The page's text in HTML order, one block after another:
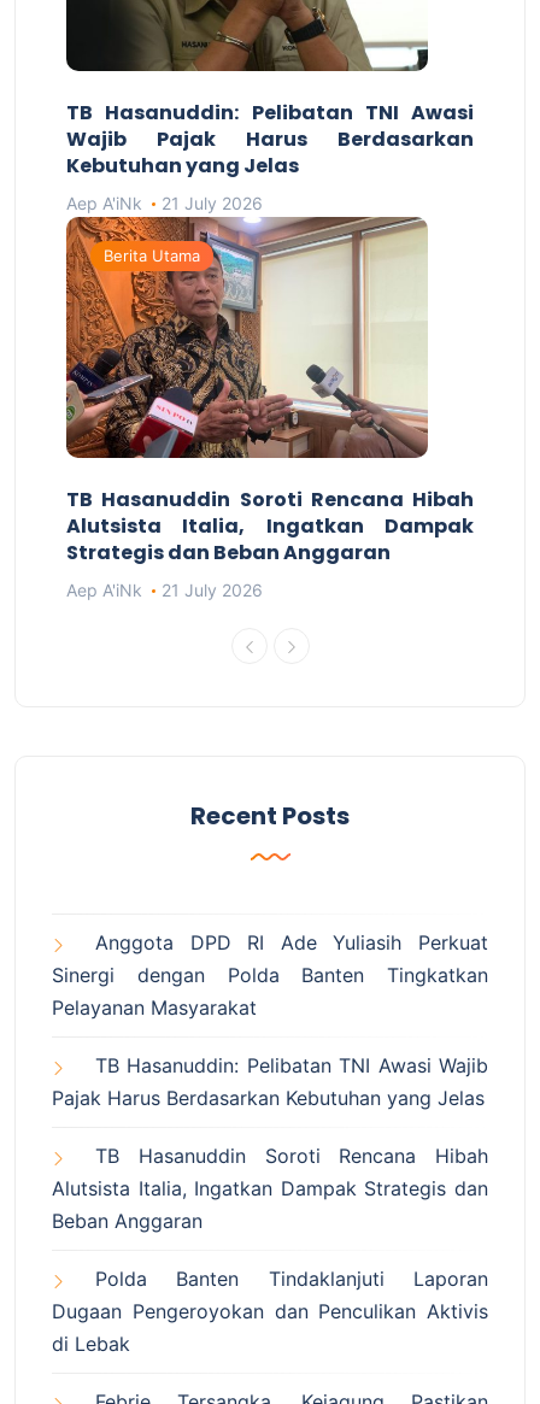
TB Hasanuddin: Pelibatan TNI Awasi
Wajib Pajak Harus Berdasarkan
Kebutuhan yang Jelas
Aep A'iNk 21 July 2026
Berita Utama
TB Hasanuddin Soroti Rencana Hibah
Alutsista Italia, Ingatkan Dampak
Strategis dan Beban Anggaran
Aep A'iNk 21 July 2026
Recent Posts
Anggota DPD RI Ade Yuliasih Perkuat
Sinergi dengan Polda Banten Tingkatkan
Pelayanan Masyarakat
TB Hasanuddin: Pelibatan TNI Awasi Wajib
Pajak Harus Berdasarkan Kebutuhan yang Jelas
TB Hasanuddin Soroti Rencana Hibah
Alutsista Italia, Ingatkan Dampak Strategis dan
Beban Anggaran
Polda Banten Tindaklanjuti Laporan
Dugaan Pengeroyokan dan Penculikan Aktivis
di Lebak